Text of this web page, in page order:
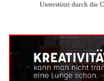
Unterstützt durch die